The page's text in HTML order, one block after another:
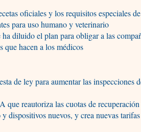
oficiales y los requisitos especiales
para uso humano y veterinario
diluido el plan para obligar a las
que hacen a los médicos
de ley para aumentar las inspecciones
que reautoriza las cuotas de
dispositivos nuevos, y crea nuevas